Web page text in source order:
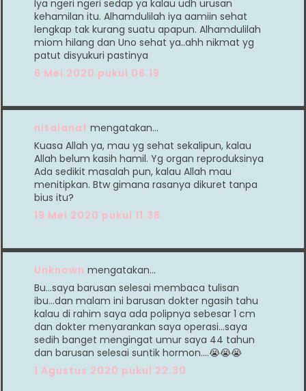
Iya ngeri ngeri sedap ya kalau udh urusan
kehamilan itu. Alhamdulilah iya aamiin sehat
lengkap tak kurang suatu apapun. Alhamdulilah
miom hilang dan Uno sehat ya..ahh nikmat yg
patut disyukuri pastinya
6 Mei 2020 pukul 06.19
nitalanaf mengatakan…
Kuasa Allah ya, mau yg sehat sekalipun, kalau
Allah belum kasih hamil. Yg organ reproduksinya
Ada sedikit masalah pun, kalau Allah mau
menitipkan. Btw gimana rasanya dikuret tanpa
bius itu?
19 Mei 2020 pukul 11.38
Unknown mengatakan…
Bu...saya barusan selesai membaca tulisan
ibu...dan malam ini barusan dokter ngasih tahu
kalau di rahim saya ada polipnya sebesar 1 cm
dan dokter menyarankan saya operasi...saya
sedih banget mengingat umur saya 44 tahun
dan barusan selesai suntik hormon....😭😭😭
1 Agustus 2020 pukul 22.30